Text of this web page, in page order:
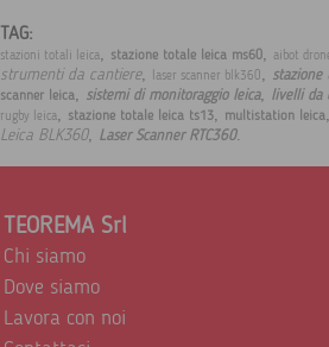
TAG:
stazioni totali leica, stazione totale leica ms60, aibot
strumenti da cantiere, laser scanner blk360, stazione
scanner leica, sistemi di monitoraggio leica, livelli da
rugby leica, stazione totale leica ts13, multistation leica,
Leica BLK360, Laser Scanner RTC360.
TEOREMA Srl
Chi siamo
Dove siamo
Lavora con noi